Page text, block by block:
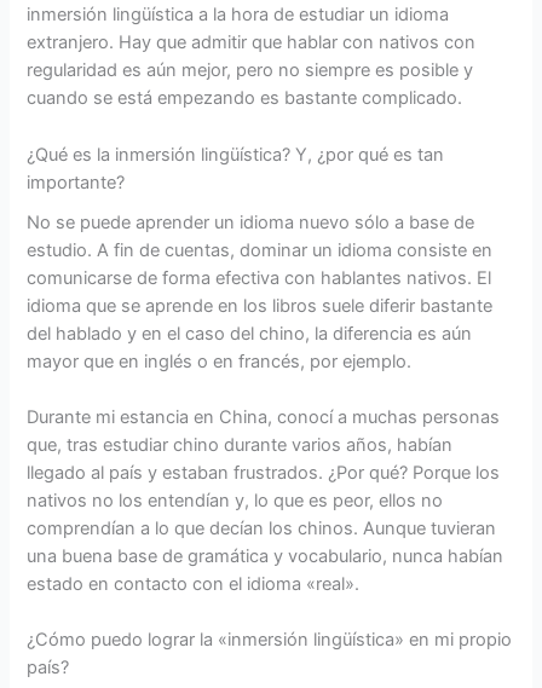
inmersión lingüística a la hora de estudiar un idioma
extranjero. Hay que admitir que hablar con nativos con
regularidad es aún mejor, pero no siempre es posible y
cuando se está empezando es bastante complicado.
¿Qué es la inmersión lingüística? Y, ¿por qué es tan
importante?
No se puede aprender un idioma nuevo sólo a base de
estudio. A fin de cuentas, dominar un idioma consiste en
comunicarse de forma efectiva con hablantes nativos. El
idioma que se aprende en los libros suele diferir bastante
del hablado y en el caso del chino, la diferencia es aún
mayor que en inglés o en francés, por ejemplo.
Durante mi estancia en China, conocí a muchas personas
que, tras estudiar chino durante varios años, habían
llegado al país y estaban frustrados. ¿Por qué? Porque los
nativos no los entendían y, lo que es peor, ellos no
comprendían a lo que decían los chinos. Aunque tuvieran
una buena base de gramática y vocabulario, nunca habían
estado en contacto con el idioma «real».
¿Cómo puedo lograr la «inmersión lingüística» en mi propio
país?